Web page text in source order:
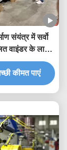
संयंत्र में सर्वो
वाइंडर के लाभों
करें
कीमत पाएं